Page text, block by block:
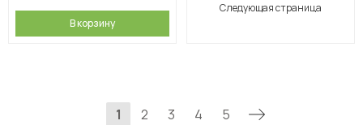
В корзину
Следующая страница
1 2 3 4 5